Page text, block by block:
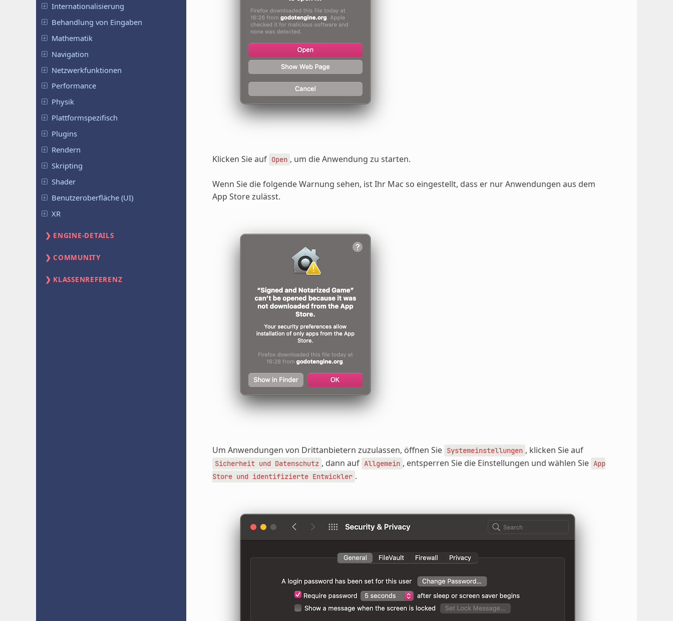
Internationalisierung
Behandlung von Eingaben
Mathematik
Navigation
Netzwerkfunktionen
Performance
Physik
Plattformspezifisch
Plugins
Rendern
Skripting
Shader
Benutzeroberfläche (UI)
XR
ENGINE-DETAILS
COMMUNITY
KLASSENREFERENZ
Klicken Sie auf Open , um die Anwendung zu starten.
Wenn Sie die folgende Warnung sehen, ist Ihr Mac so eingestellt, dass er nur Anwendungen aus dem
App Store zulässt.
Um Anwendungen von Drittanbietern zuzulassen, öffnen Sie Systemeinstellungen , klicken Sie auf
Sicherheit und Datenschutz , dann auf Allgemein , entsperren Sie die Einstellungen und wählen Sie App
Store und identifizierte Entwickler .